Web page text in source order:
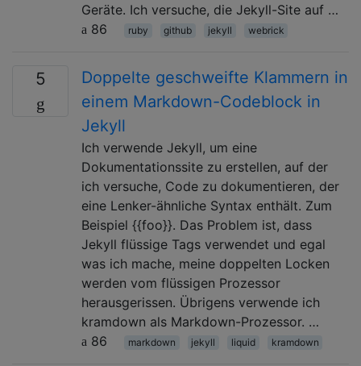
Geräte. Ich versuche, die Jekyll-Site auf …
86
ruby github jekyll webrick
5
Doppelte geschweifte Klammern in
einem Markdown-Codeblock in
Jekyll
Ich verwende Jekyll, um eine
Dokumentationssite zu erstellen, auf der
ich versuche, Code zu dokumentieren, der
eine Lenker-ähnliche Syntax enthält. Zum
Beispiel {{foo}}. Das Problem ist, dass
Jekyll flüssige Tags verwendet und egal
was ich mache, meine doppelten Locken
werden vom flüssigen Prozessor
herausgerissen. Übrigens verwende ich
kramdown als Markdown-Prozessor. …
86
markdown jekyll liquid kramdown